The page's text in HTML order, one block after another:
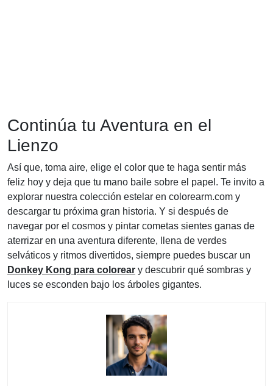
Continúa tu Aventura en el
Lienzo
Así que, toma aire, elige el color que te haga sentir más
feliz hoy y deja que tu mano baile sobre el papel. Te invito a
explorar nuestra colección estelar en colorearm.com y
descargar tu próxima gran historia. Y si después de
navegar por el cosmos y pintar cometas sientes ganas de
aterrizar en una aventura diferente, llena de verdes
selváticos y ritmos divertidos, siempre puedes buscar un
Donkey Kong para colorear y descubrir qué sombras y
luces se esconden bajo los árboles gigantes.